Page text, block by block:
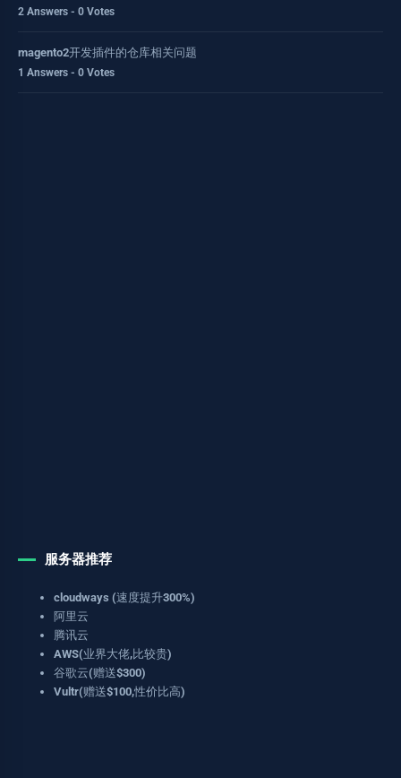
2 Answers - 0 Votes
magento2开发插件的仓库相关问题
1 Answers - 0 Votes
服务器推荐
cloudways (速度提升300%)
阿里云
腾讯云
AWS(业界大佬,比较贵)
谷歌云(赠送$300)
Vultr(赠送$100,性价比高)